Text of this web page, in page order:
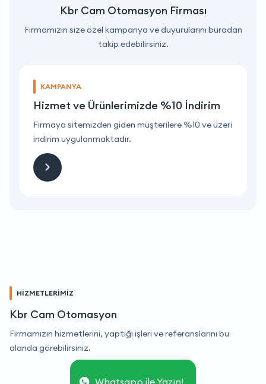
Kbr Cam Otomasyon Firması
Firmamızın size özel kampanya ve duyurularını buradan
takip edebilirsiniz.
KAMPANYA
Hizmet ve Ürünlerimizde %10 İndirim
Firmaya sitemizden giden müşterilere %10 ve üzeri
indirim uygulanmaktadır.
HİZMETLERİMİZ
Kbr Cam Otomasyon
Firmamızın hizmetlerini, yaptığı işleri ve referanslarını bu
alanda görebilirsiniz.